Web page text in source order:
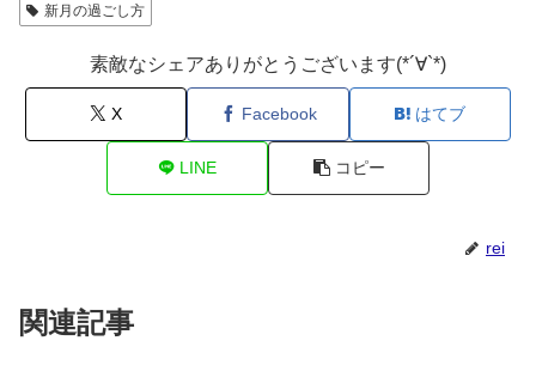
新月の過ごし方
素敵なシェアありがとうございます(*´∀`*)
X Facebook はてブ
LINE コピー
rei
関連記事